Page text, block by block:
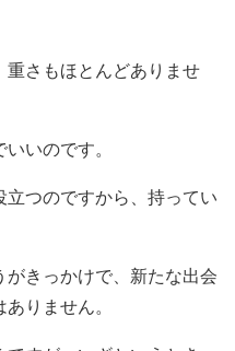
重さもほとんどありませ
いのです。
立つのですから、持ってい
がきっかけで、新たな出会
りません。